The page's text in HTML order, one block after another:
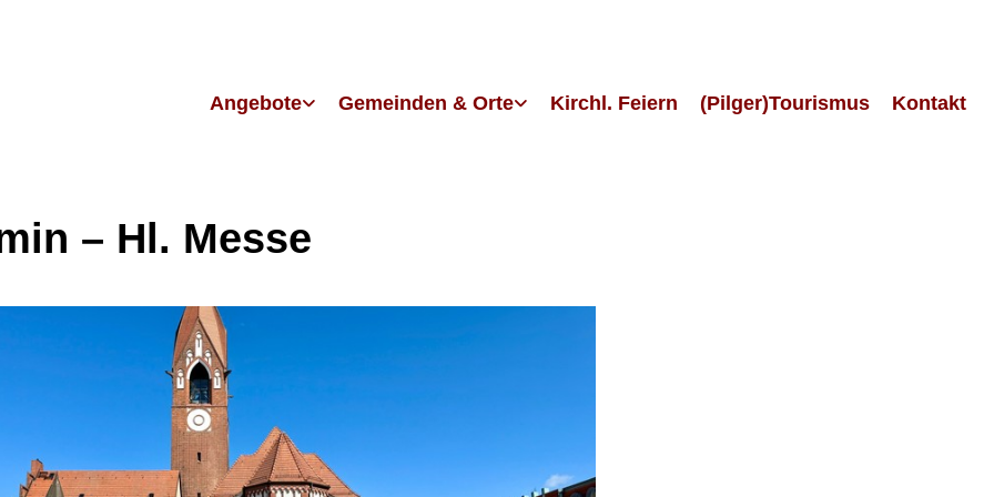
Angebote Gemeinden & Orte Kirchl. Feiern (Pilger)Tourismus Kontakt
– Hl. Messe